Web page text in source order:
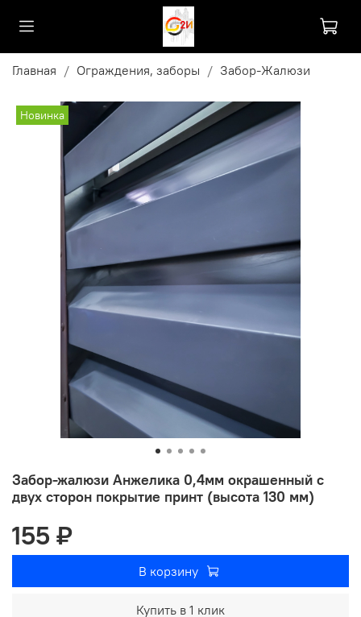
Главная Ограждения, заборы Забор-Жалюзи
Новинка
Забор-жалюзи Анжелика 0,4мм окрашенный с
двух сторон покрытие принт (высота 130 мм)
155 ₽
В корзину
Купить в 1 клик